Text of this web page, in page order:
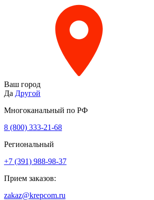
Ваш город
Да Другой
Многоканальный по РФ
8 (800) 333‑21-68
Региональный
+7 (391) 988-98-37
Прием заказов:
zakaz@krepcom.ru